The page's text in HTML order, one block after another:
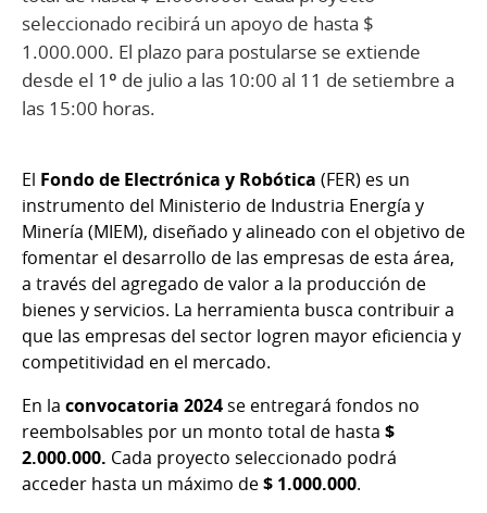
seleccionado recibirá un apoyo de hasta $
1.000.000. El plazo para postularse se extiende
desde el 1º de julio a las 10:00 al 11 de setiembre a
las 15:00 horas.
El Fondo de Electrónica y Robótica (FER) es un
instrumento del Ministerio de Industria Energía y
Minería (MIEM), diseñado y alineado con el objetivo de
fomentar el desarrollo de las empresas de esta área,
a través del agregado de valor a la producción de
bienes y servicios. La herramienta busca contribuir a
que las empresas del sector logren mayor eficiencia y
competitividad en el mercado.
En la convocatoria 2024se entregará fondos no
reembolsables por un monto total de hasta $
2.000.000. Cada proyecto seleccionado podrá
acceder hasta un máximo de$ 1.000.000.